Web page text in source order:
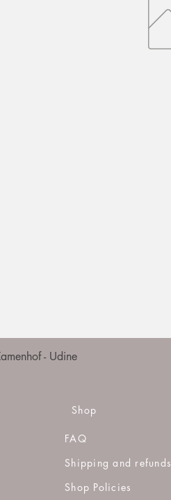
- Udine
Shop
FAQ
Shipping and refunds
Shop Policies